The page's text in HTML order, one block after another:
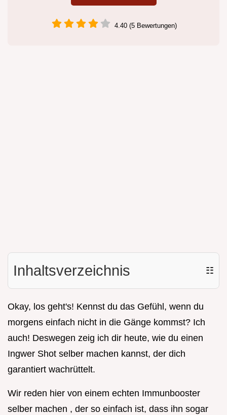
4.40 (5 Bewertungen)
Inhaltsverzeichnis ☷
Okay, los geht's! Kennst du das Gefühl, wenn du
morgens einfach nicht in die Gänge kommst? Ich
auch! Deswegen zeig ich dir heute, wie du einen
Ingwer Shot selber machen kannst, der dich
garantiert wachrüttelt.
Wir reden hier von einem echten Immunbooster
selber machen , der so einfach ist, dass ihn sogar